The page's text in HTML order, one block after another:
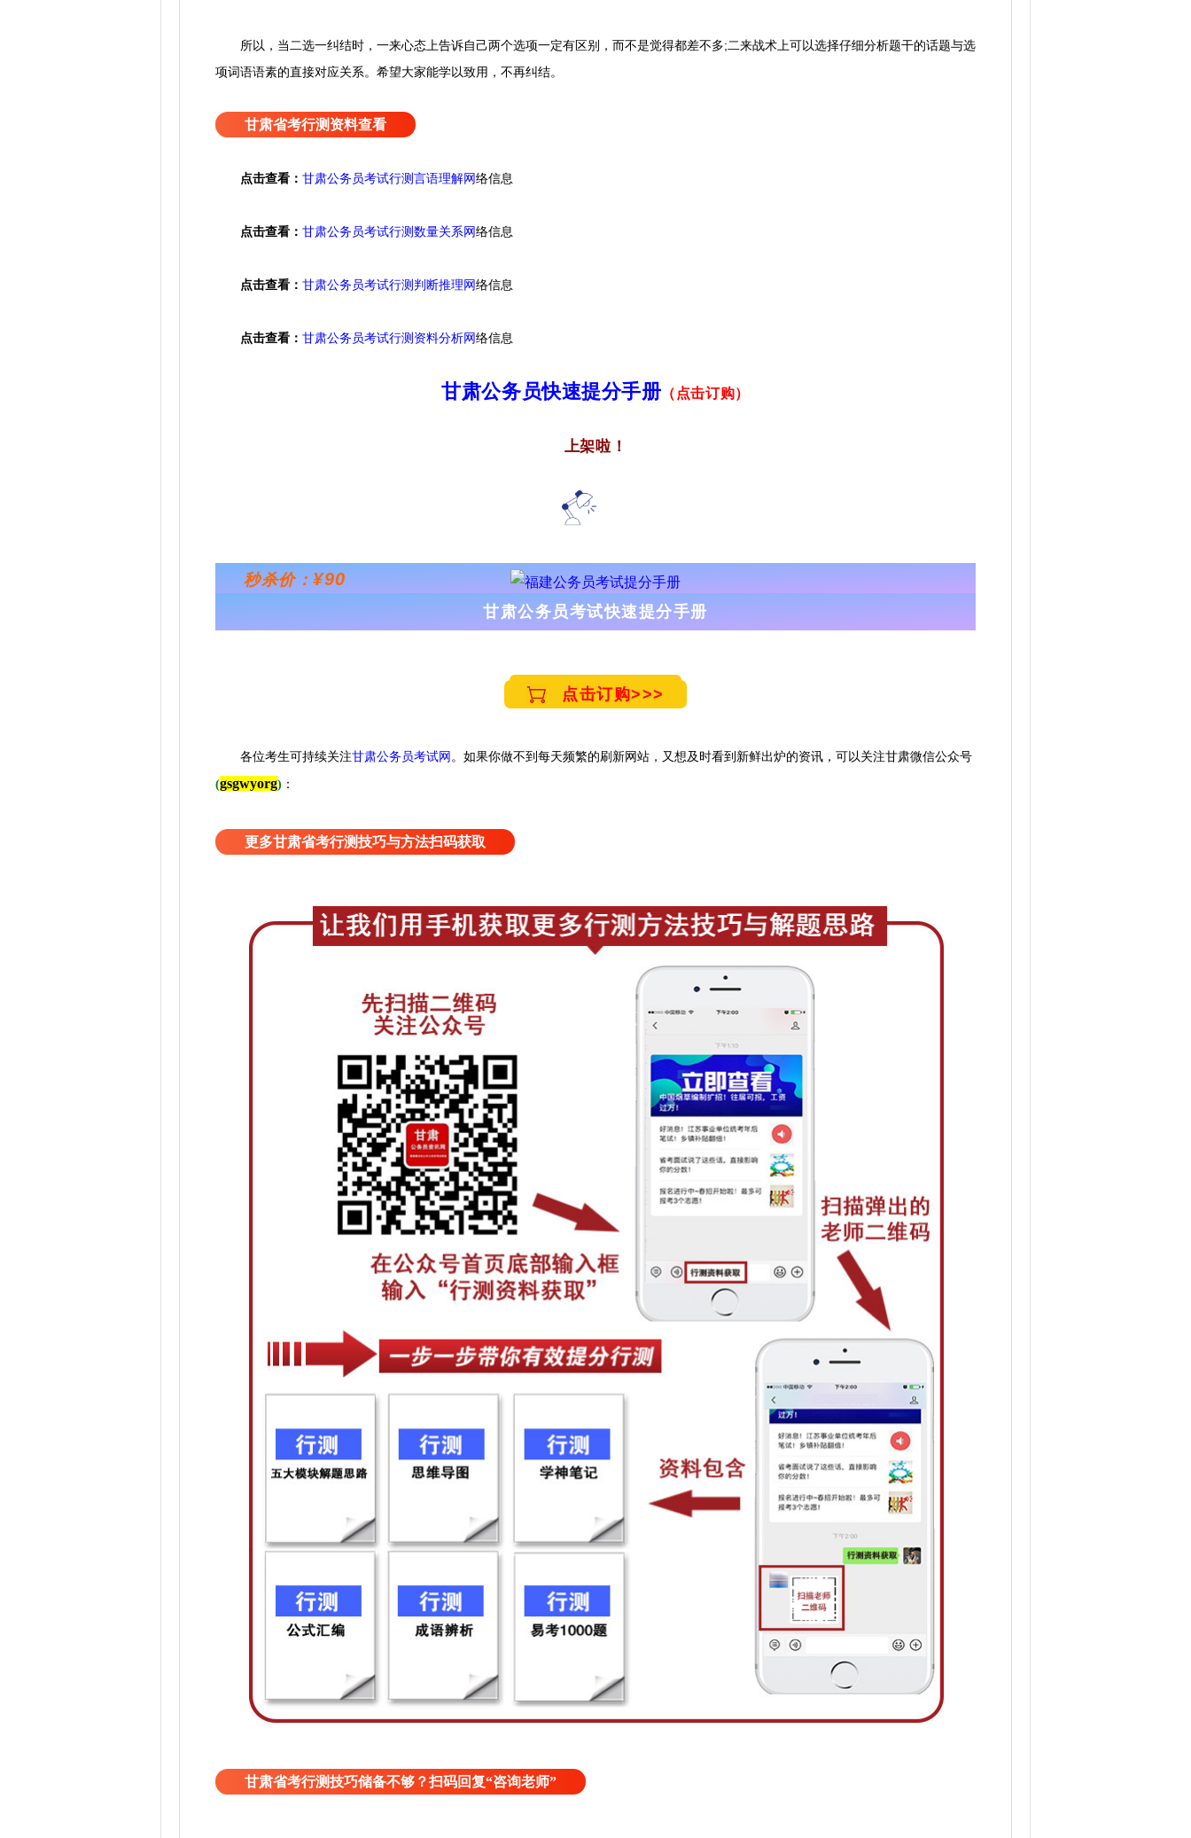
所以，当二选一纠结时，一来心态上告诉自己两个选项一定有区别，而不是觉得都差不多;二来战术上可以选择仔细分析题干的话题与选
项词语语素的直接对应关系。希望大家能学以致用，不再纠结。
甘肃省考行测资料查看
点击查看： 甘肃公务员考试行测言语理解网络信息
点击查看： 甘肃公务员考试行测数量关系网络信息
点击查看： 甘肃公务员考试行测判断推理网络信息
点击查看： 甘肃公务员考试行测资料分析网络信息
甘肃公务员快速提分手册 （点击订购）
上架啦！
秒杀价： ¥90
甘肃公务员考试快速提分手册
点击订购>>>
各位考生可持续关注甘肃公务员考试网 。 如果你做不到每天频繁的刷新网站，又想及时看到新鲜出炉的资讯，可以关注甘肃微信公众号
(gsgwyorg) ：
更多甘肃省考行测技巧与方法扫码获取
甘肃省考行测技巧储备不够？扫码回复“咨询老师”